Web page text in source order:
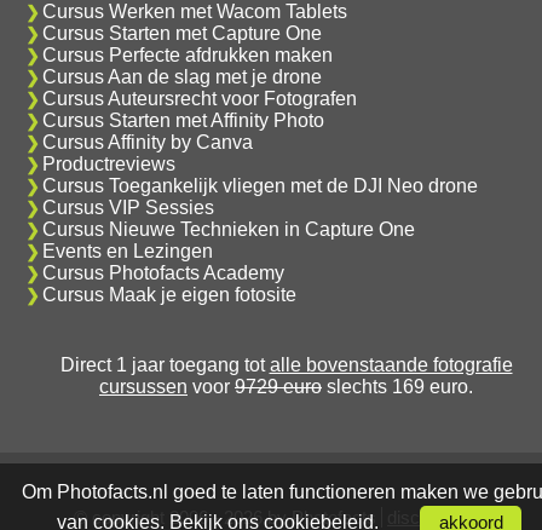
Cursus Werken met Wacom Tablets
Cursus Starten met Capture One
Cursus Perfecte afdrukken maken
Cursus Aan de slag met je drone
Cursus Auteursrecht voor Fotografen
Cursus Starten met Affinity Photo
Cursus Affinity by Canva
Productreviews
Cursus Toegankelijk vliegen met de DJI Neo drone
Cursus VIP Sessies
Cursus Nieuwe Technieken in Capture One
Events en Lezingen
Cursus Photofacts Academy
Cursus Maak je eigen fotosite
Direct 1 jaar toegang totalle bovenstaande fotografie
cursussen voor 9729 euro slechts 169 euro.
© copyright 2006 - 2026 by Photofacts disclaimer
Om Photofacts.nl goed te laten functioneren maken we
van cookies. Bekijk ons cookiebeleid. akkoord